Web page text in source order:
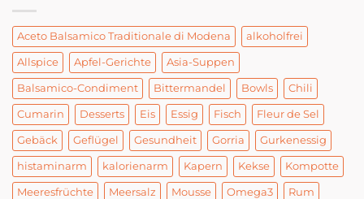
Aceto Balsamico Traditionale di Modena alkoholfrei
Allspice Apfel-Gerichte Asia-Suppen
Balsamico-Condiment Bittermandel Bowls Chili
Cumarin Desserts Eis Essig Fisch Fleur de Sel
Gebäck Geflügel Gesundheit Gorria Gurkenessig
histaminarm kalorienarm Kapern Kekse Kompotte
Meeresfrüchte Meersalz Mousse Omega3 Rum